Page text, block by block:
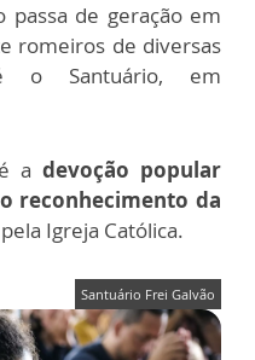
passa de geração em
romeiros de diversas
o Santuário, em
a devoção popular
reconhecimento da
pela Igreja Católica.
Santuário Frei Galvão